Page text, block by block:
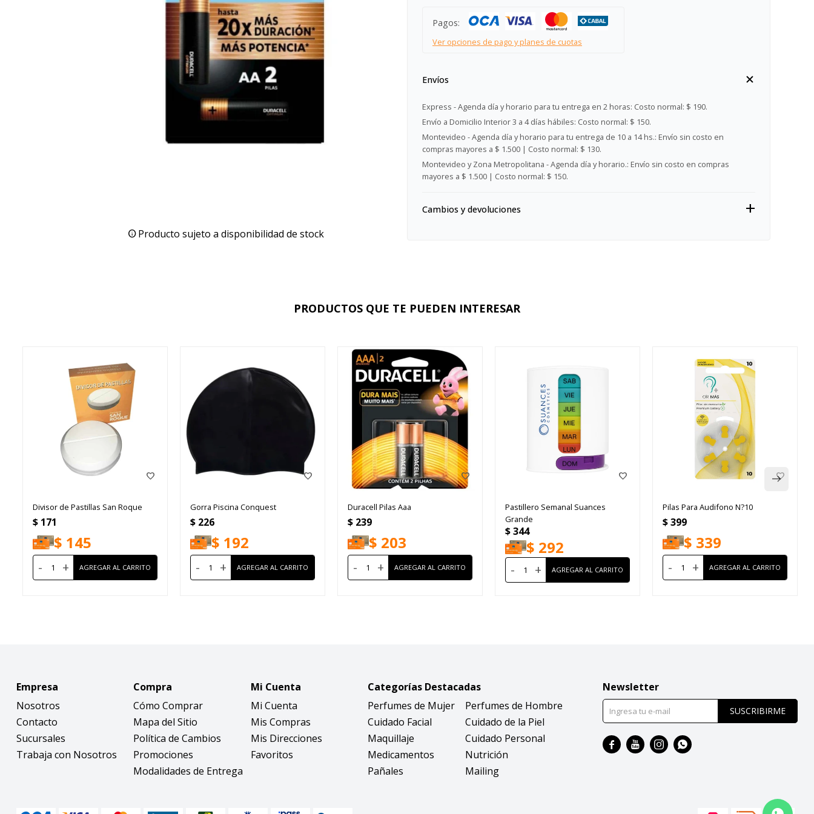
Producto sujeto a disponibilidad de stock
Pagos:
Ver opciones de pago y planes de cuotas
Envíos
Express - Agenda día y horario para tu entrega en 2 horas: Costo normal: $ 190.
Envío a Domicilio Interior 3 a 4 días hábiles: Costo normal: $ 150.
Montevideo - Agenda día y horario para tu entrega de 10 a 14 hs.: Envío sin costo en
compras mayores a $ 1.500 | Costo normal: $ 130.
Montevideo y Zona Metropolitana - Agenda día y horario.: Envío sin costo en compras
mayores a $ 1.500 | Costo normal: $ 150.
Cambios y devoluciones
PRODUCTOS QUE TE PUEDEN INTERESAR
Divisor de Pastillas San Roque
$ 171
$ 145
- +
Gorra Piscina Conquest
$ 226
$ 192
- +
Duracell Pilas Aaa
$ 239
$ 203
- +
Pastillero Semanal Suances
Grande
$344
$ 292
- +
Pilas Para Audifono N?10
$399
$ 339
- +
Empresa
Nosotros
Contacto
Sucursales
Trabaja con Nosotros
Compra
Cómo Comprar
Mapa del Sitio
Política de Cambios
Promociones
Modalidades de Entrega
Mi Cuenta
Mi Cuenta
Mis Compras
Mis Direcciones
Favoritos
Categorías Destacadas
Perfumes de Mujer
Perfumes de Hombre
Cuidado Facial
Cuidado de la Piel
Maquillaje
Cuidado Personal
Medicamentos
Nutrición
Pañales
Mailing
Newsletter
SUSCRIBIRME
   